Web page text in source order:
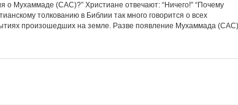
о Мухаммаде (САС)?” Христиане отвечают: “Ничего!” “Почему
толкованию в Библии так много говорится о всех
произошедших на земле. Разве появление Мухаммада (САС)